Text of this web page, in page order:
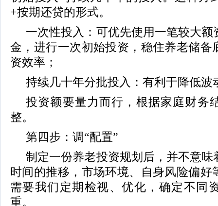
+按期还贷的形式。
一次性投入：可优先使用一笔较大额
金，进行一次初始投资，稳住养老储备
资效率；
持续几十年分批投入：有利于降低波
投资额要量力而行，根据家庭财务
整。
第四步：调“配置”
制定一份养老投资规划后，并不意味
时间的推移，市场环境、自身风险偏好
需要我们定期检视、优化，确定不同
重。